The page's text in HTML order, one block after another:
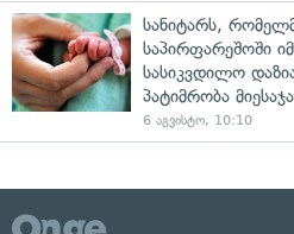
სანიტარს,
საპირფარეშოში
სასიკვდილო
პატიმრობა მიესაჯა
6 აგვისტო, 10:10